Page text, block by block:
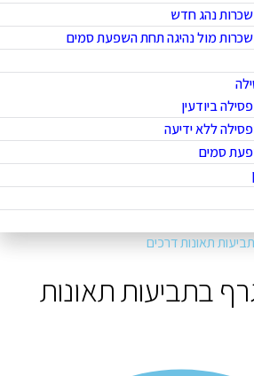
נהג חדש
מול נהיגה תחת השפעת סמים
ביודעין
ללא ידיעה
סמים
תאונות דרכים
בתביעות תאונות